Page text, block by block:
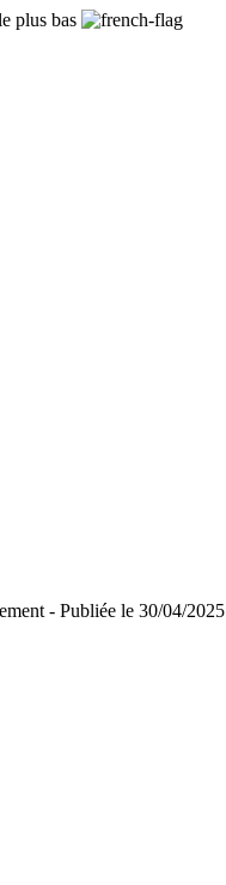
plus bas
- Publiée le 30/04/2025